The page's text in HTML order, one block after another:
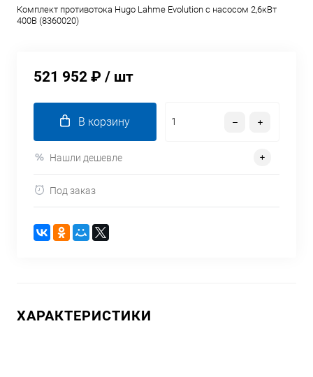
Комплект противотока Hugo Lahme Evolution с насосом 2,6кВт
400В (8360020)
521 952 ₽ / шт
В корзину
Нашли дешевле
Под заказ
ХАРАКТЕРИСТИКИ